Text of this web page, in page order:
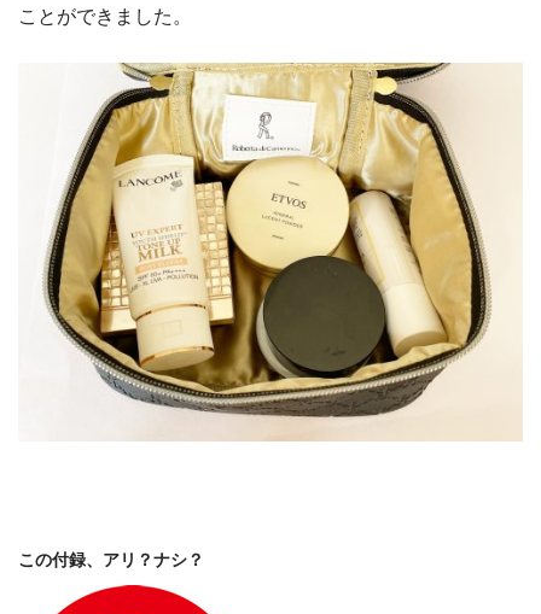
ことができました。
この付録、アリ？ナシ？